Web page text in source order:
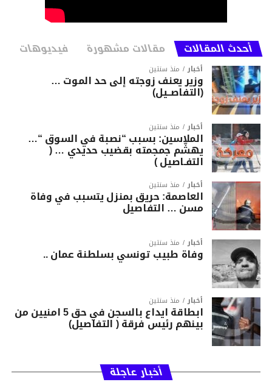
أحدث المقالات مقالات مشهورة فيديوهات
أخبار منذ سنتين
وزير يعنف زوجته إلى حد الموت …
(التفاصــيل)
أخبار منذ سنتين
الملاسين: بسبب “نصبة في السوق “…
يهشّم جمجمته بقضيب حديدي … (
التفـاصيل )
أخبار منذ سنتين
العاصمة: حريق بمنزل يتسبب في وفاة
مسن … التفاصيل
أخبار منذ سنتين
وفاة طبيب تونسي بسلطنة عمان ..
أخبار منذ سنتين
ابطاقة ايداع بالسجن في حق 5 امنيين من
بينهم رئيس فرقة ( التفاصيل)
أخبار عاجلة